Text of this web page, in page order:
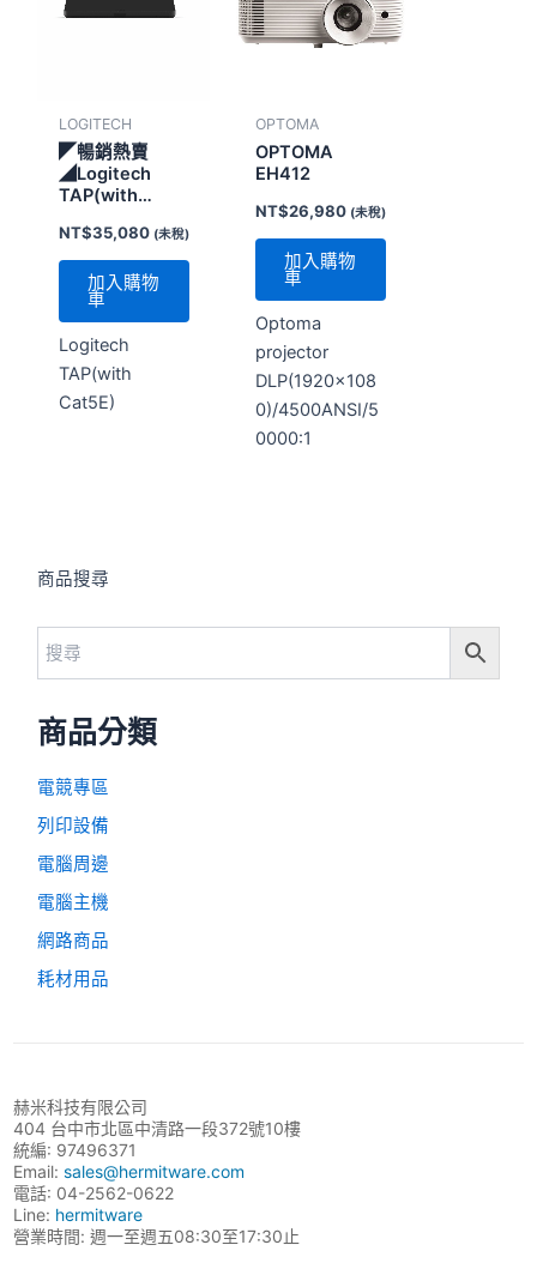
商品搜尋
商品分類
電競專區
列印設備
電腦周邊
電腦主機
網路商品
耗材用品
LOGITECH
◤暢銷熱賣
◢Logitech
TAP(with
NT$35,080 (未稅)
加入購物
車
Logitech
TAP(with
Cat5E)
OPTOMA
OPTOMA
EH412
NT$26,980 (未稅)
加入購物
車
Optoma
projector
DLP(1920×108
0)/4500ANSI/5
0000:1
赫米科技有限公司
404 台中市北區中清路一段372號10樓
統編: 97496371
Email:sales@hermitware.com
電話: 04-2562-0622
Line: hermitware
營業時間: 週一至週五08:30至17:30止